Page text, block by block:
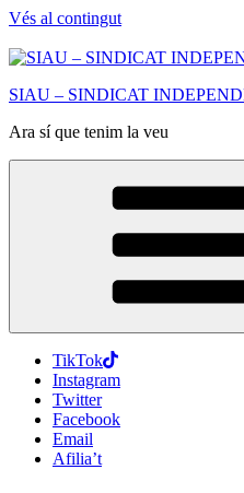
Vés al contingut
SIAU – SINDICAT
Ara sí que tenim la veu
TikTok
Instagram
Twitter
Facebook
Email
Afilia’t